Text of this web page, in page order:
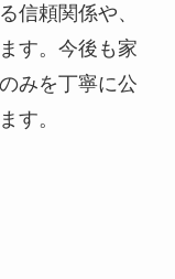
信頼関係や、
す。今後も家
みを丁寧に公
す。